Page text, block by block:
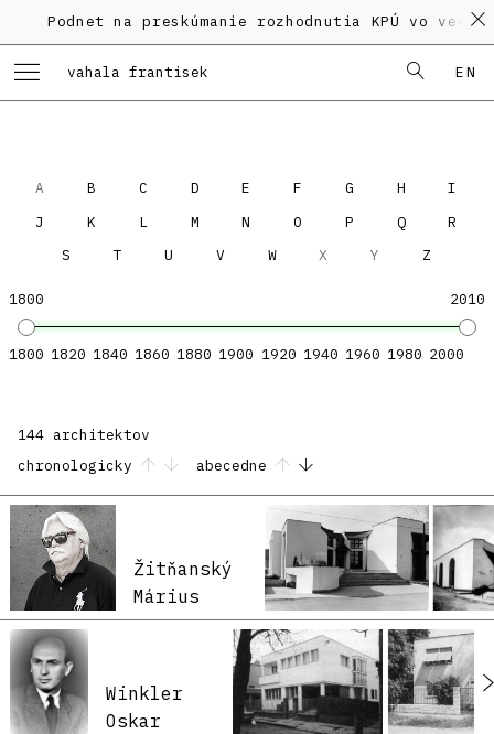
Podnet na preskúmanie rozhodnutia KPÚ vo veci
0 results are available, use
EN
A B C D E F G H
I
J
K L M N O P Q
R
S
T U V W X Y Z
1800 2010
1800 1820 1840 1860 1880 1900 1920 1940 1960 1980 2000
144 architektov
chronologicky
abecedne
Žitňanský
Márius
Winkler
Oskar